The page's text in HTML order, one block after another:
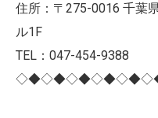
住所：〒275-0016 千葉
ル1F
TEL：047-454-9388